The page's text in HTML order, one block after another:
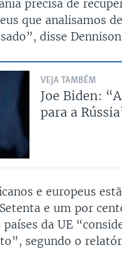
precisa de
que analisamos
disse
VEJA TAMBÉM
Joe Biden:
para a
e europeus
e um por
da UE
segundo o